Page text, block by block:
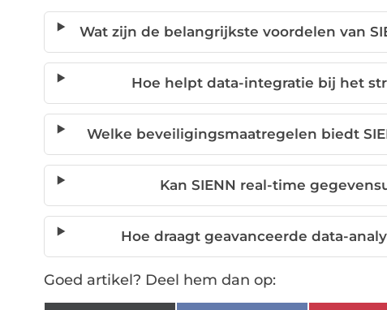
Wat zijn de belangrijkste voordelen van
Hoe helpt data-integratie bij het
Welke beveiligingsmaatregelen biedt
Kan SIENN real-time
Hoe draagt geavanceerde data-
Goed artikel? Deel hem dan op: